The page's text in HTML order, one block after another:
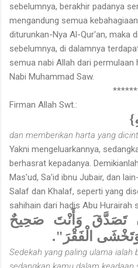
sebelumnya, berakhir padanya
mengandung semua
diturunkan-Nya Al-Qur'an, maka
sebelumnya, di dalamnya
semua nabi Allah dari permulaan
Nabi Muhammad Saw.
Firman Allah Swt.:
dan memberikan harta yang
Yakni mengeluarkannya,
berhasrat kepadanya.
Mas'ud, Sa'id ibnu Jubair, dan
Salaf dan Khalaf, seperti yang
sahihain dari hadis Abu Hurairah
تَصَدَّقَ وَأَنْتَ صَحِيحٌ
الْفَقْرَ".
Sedekah yang paling ulama ialah